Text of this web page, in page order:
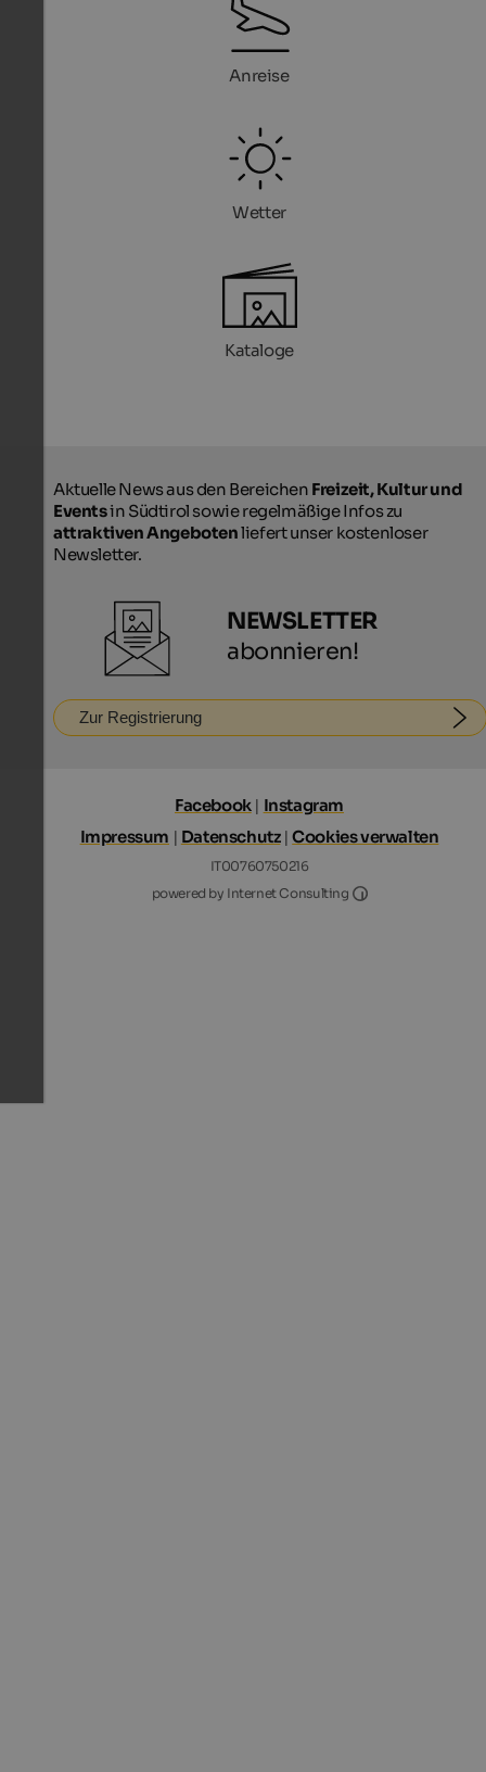
Anreise
Wetter
Kataloge
Aktuelle News aus den Bereichen Freizeit, Kultur und
Eventsin Südtirol sowie regelmäßige Infos zu
attraktiven Angebotenliefert unser kostenloser
Newsletter.
NEWSLETTER
abonnieren!
Zur Registrierung
Facebook| Instagram
Impressum | Datenschutz|Cookies verwalten
IT00760750216
powered by Internet Consulting
Internet